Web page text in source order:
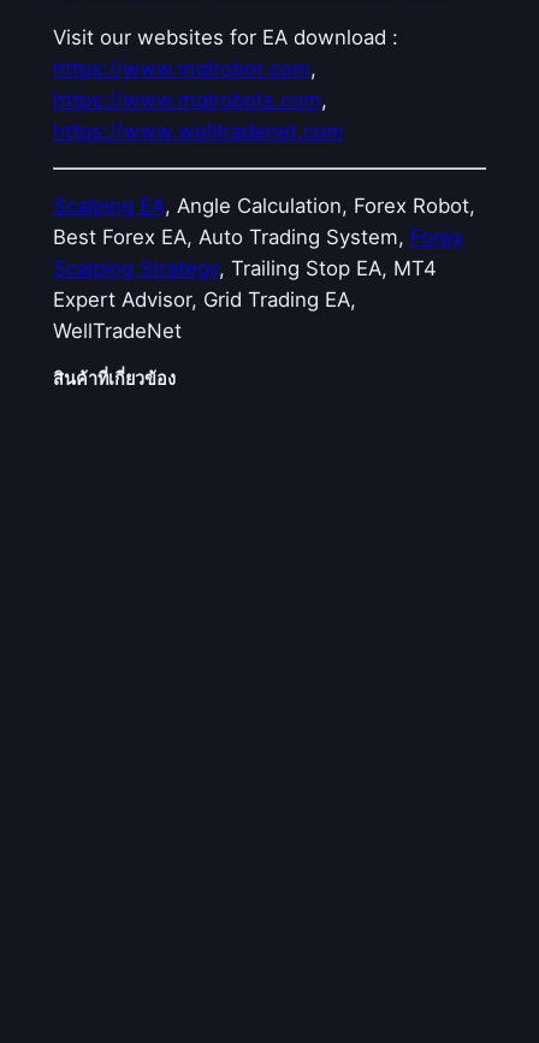
Visit our websites for EA download :
https://www.mqlrobot.com,
https://www.mqlrobots.com,
https://www.welltradenet.com
Scalping EA, Angle Calculation, Forex Robot,
Best Forex EA, Auto Trading System, Forex
Scalping Strategy, Trailing Stop EA, MT4
Expert Advisor, Grid Trading EA,
WellTradeNet
สินค้าที่เกี่ยวข้อง